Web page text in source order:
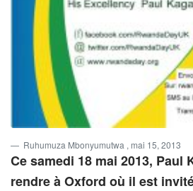
Ruhumuza Mbonyumutwa , mai 15, 2013
Ce samedi 18 mai 2013, Paul
rendre à Oxford où il est